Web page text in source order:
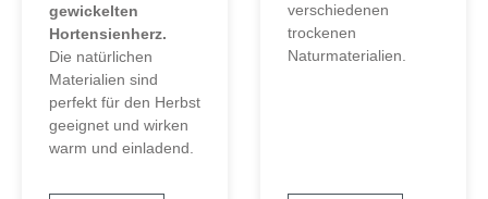
gewickelten
Hortensienherz.
Die natürlichen
Materialien sind
perfekt für den Herbst
geeignet und wirken
warm und einladend.
verschiedenen
trockenen
Naturmaterialien.